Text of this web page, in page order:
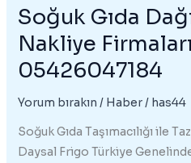
Soğuk Gıda
Nakliye
05426047184
Yorum bırakın / Haber/ has44
Soğuk Gıda Taşımacılığı ile
Daysal Frigo Türkiye